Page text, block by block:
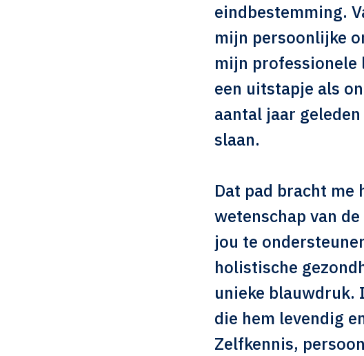
eindbestemming.
mijn persoonlijke
mijn professionele
een uitstapje als
aantal jaar
slaan.
Dat pad bracht me
wetenschap van
jou te
holistische
unieke blauwdruk.
die hem levendig
Zelfkennis,